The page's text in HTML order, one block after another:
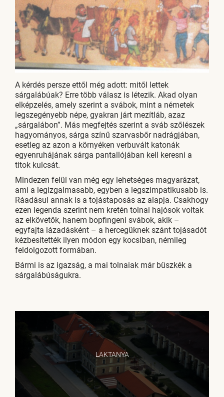
A kérdés persze ettől még adott: mitől lettek
sárgalábúak? Erre több válasz is létezik. Akad olyan
elképzelés, amely szerint a svábok, mint a németek
legszegényebb népe, gyakran járt mezítláb, azaz
„sárgalábon”. Más megfejtés szerint a sváb szőlészek
hagyományos, sárga színű szarvasbőr nadrágjában,
esetleg az azon a környéken verbuvált katonák
egyenruhájának sárga pantallójában kell keresni a
titok kulcsát.
Mindezen felül van még egy lehetséges magyarázat,
ami a legizgalmasabb, egyben a legszimpatikusabb is.
Ráadásul annak is a tojástaposás az alapja. Csakhogy
ezen legenda szerint nem kretén tolnai hajósok voltak
az elkövetők, hanem bopfingeni svábok, akik –
egyfajta lázadásként – a hercegüknek szánt tojásadót
kézbesítették ilyen módon egy kocsiban, némileg
feldolgozott formában.
Bármi is az igazság, a mai tolnaiak már büszkék a
sárgalábúságukra.
LAKTANYA